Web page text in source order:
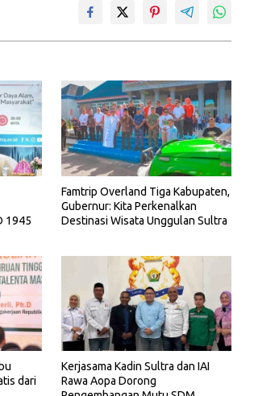
1945
Famtrip Overland Tiga Kabupaten,
Gubernur: Kita Perkenalkan
Destinasi Wisata Unggulan Sultra
dari
Kerjasama Kadin Sultra dan IAI
Rawa Aopa Dorong